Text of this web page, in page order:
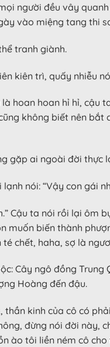
người đều vây
vào miệng tang thi
tranh giành.
kiên trì, quấy nhiễu
hoan hoan hỉ hỉ, cậu
không biết nên
gặp ai ngoài đời thực
nói: “Vậy con gái
Cậu ta nói rồi lại ôm
muốn biến thành
té chết, haha, sợ là
Cây ngô đồng
Hoàng đến đậu.
thần kinh của cô có
đừng nói đời này,
ào tôi liền ném cô